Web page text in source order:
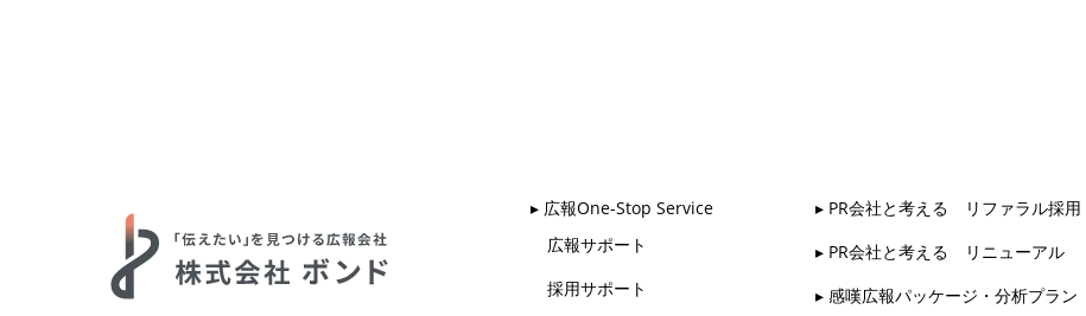
▸ 広報One-Stop Service
広報サポート
採用サポート
▸ PR会社と考える リファラル採用
▸ PR会社と考える リニューアル
▸ 感嘆広報パッケージ・分析プラン